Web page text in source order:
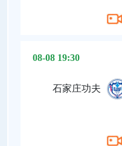
08-08 19:30
石家庄功夫